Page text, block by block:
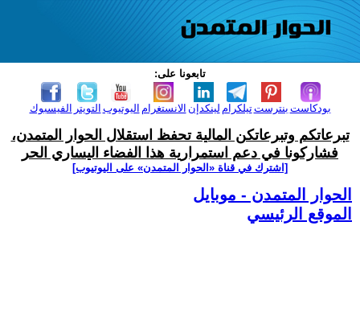
تابعونا على:
الفيسبوك التويتر اليوتيوب الانستغرام لينكدإن تيلكرامبنترست بودكاست
تبرعاتكم وتبرعاتكن المالية تحفظ استقلال الحوار المتمدن،
فشاركونا في دعم استمرارية هذا الفضاء اليساري الحر
[اشترك في قناة ‫«الحوار المتمدن» على اليوتيوب]
الحوار المتمدن - موبايل
الموقع الرئيسي